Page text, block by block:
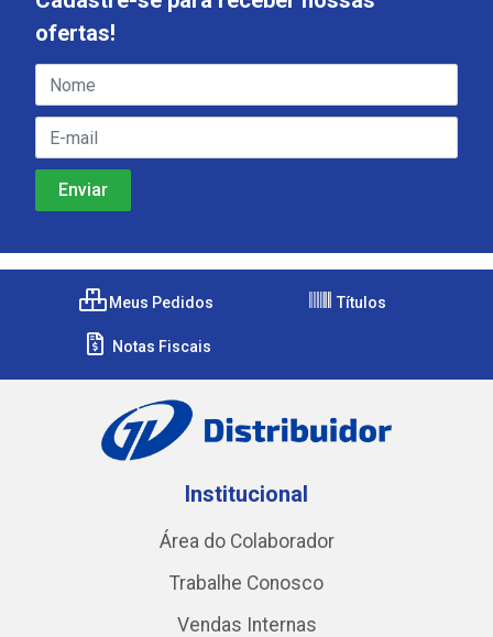
ofertas!
Meus Pedidos Títulos
Notas Fiscais
Institucional
Área do Colaborador
Trabalhe Conosco
Vendas Internas